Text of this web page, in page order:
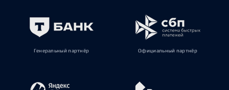
Генеральный партнёр Официальный партнёр